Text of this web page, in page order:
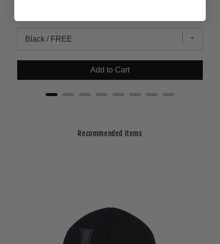
Add to Cart
Recommended Items